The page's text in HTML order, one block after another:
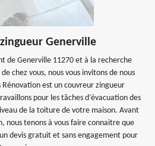
Generville
de Generville 11270 et à la recherche
chez vous, nous vous invitons de nous
est un couvreur zingueur
pour les tâches d’évacuation des
de la toiture de votre maison. Avant
nous tenons à vous faire connaitre que
devis gratuit et sans engagement pour